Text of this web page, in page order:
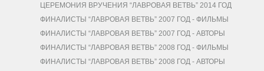
ЦЕРЕМОНИЯ ВРУЧЕНИЯ “ЛАВРОВАЯ ВЕТВЬ” 2014 ГОД
ФИНАЛИСТЫ “ЛАВРОВАЯ ВЕТВЬ” 2007 ГОД - ФИЛЬМЫ
ФИНАЛИСТЫ “ЛАВРОВАЯ ВЕТВЬ” 2007 ГОД - АВТОРЫ
ФИНАЛИСТЫ “ЛАВРОВАЯ ВЕТВЬ” 2008 ГОД - ФИЛЬМЫ
ФИНАЛИСТЫ “ЛАВРОВАЯ ВЕТВЬ” 2008 ГОД - АВТОРЫ